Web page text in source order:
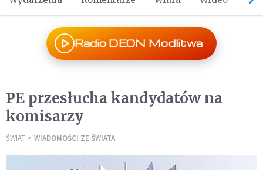
Radio DEON Modlitwa
PE przesłucha kandydatów na
komisarzy
ŚWIAT WIADOMOŚCI ZE ŚWIATA